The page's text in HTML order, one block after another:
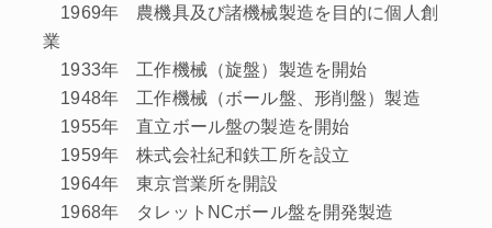
1969年 農機具及び諸機械製造を目的に個人創
業
1933年 工作機械（旋盤）製造を開始
1948年 工作機械（ボール盤、形削盤）製造
1955年 直立ボール盤の製造を開始
1959年 株式会社紀和鉄工所を設立
1964年 東京営業所を開設
1968年 タレットNCボール盤を開発製造